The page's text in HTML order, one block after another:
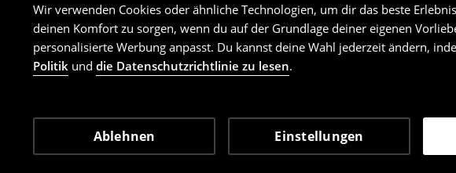
Wir verwenden Cookies oder ähnliche Technologien, um dir das beste
deinen Komfort zu sorgen, wenn du auf der Grundlage deiner eigenen
personalisierte Werbung anpasst. Du kannst deine Wahl jederzeit ändern,
Politik und die Datenschutzrichtlinie zu lesen.
Ablehnen Einstellungen